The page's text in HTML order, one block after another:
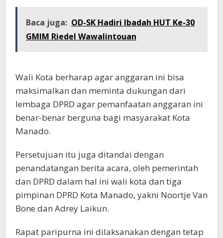
Baca juga: OD-SK Hadiri Ibadah HUT Ke-30
GMIM Riedel Wawalintouan
Wali Kota berharap agar anggaran ini bisa
maksimalkan dan meminta dukungan dari
lembaga DPRD agar pemanfaatan anggaran ini
benar-benar berguna bagi masyarakat Kota
Manado.
Persetujuan itu juga ditandai dengan
penandatangan berita acara, oleh pemerintah
dan DPRD dalam hal ini wali kota dan tiga
pimpinan DPRD Kota Manado, yakni Noortje Van
Bone dan Adrey Laikun.
Rapat paripurna ini dilaksanakan dengan tetap